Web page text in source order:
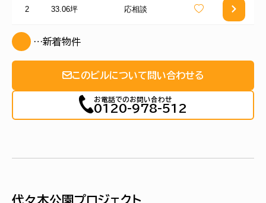
2 33.06坪 応相談
…新着物件
このビルについて問い合わせる
お電話でのお問い合わせ
0120-978-512
代々木公園プロジェクト